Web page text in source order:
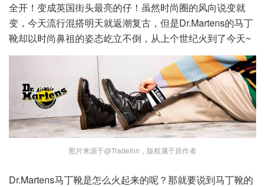
全开！变成英国街头最亮的仔！虽然时尚圈的风向说变就
变，今天流行混搭明天就返潮复古，但是Dr.Martens的马丁
靴却以时尚鼻祖的姿态屹立不倒，从上个世纪火到了今天~
图片来源于@TradeInn，版权属于原作者
Dr.Martens马丁靴是怎么火起来的呢？那就要说到马丁靴的